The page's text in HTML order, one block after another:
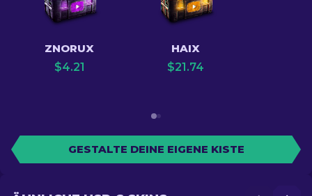
ZNORUX
$4.21
HAIX
$21.74
GESTALTE DEINE EIGENE KISTE